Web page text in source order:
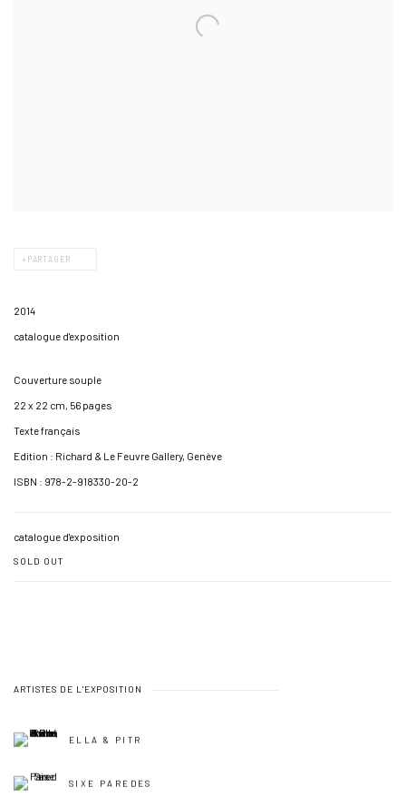
PARTAGER
2014
catalogue d'exposition
Couverture souple
22 x 22 cm, 56 pages
Texte français
Edition : Richard & Le Feuvre Gallery, Genève
ISBN : 978-2-918330-20-2
catalogue d'exposition
SOLD OUT
ARTISTES DE L'EXPOSITION
ELLA & PITR
SIXE PAREDES